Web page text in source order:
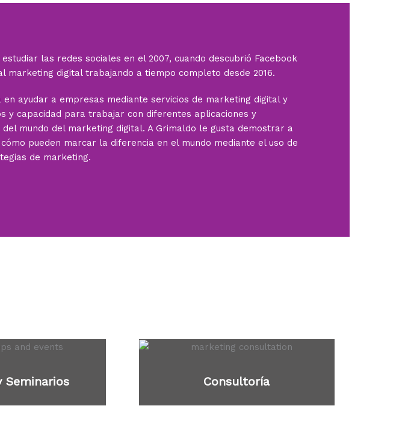
o
r
i
las redes sociales en el 2007, cuando descubrió Facebook
marketing digital trabajando a tiempo completo desde 2016.
ayudar a empresas mediante servicios de marketing digital y
y capacidad para trabajar con diferentes aplicaciones y
mundo del marketing digital. A Grimaldo le gusta demostrar a
pueden marcar la diferencia en el mundo mediante el uso de
de marketing.
Seminarios Consultoría